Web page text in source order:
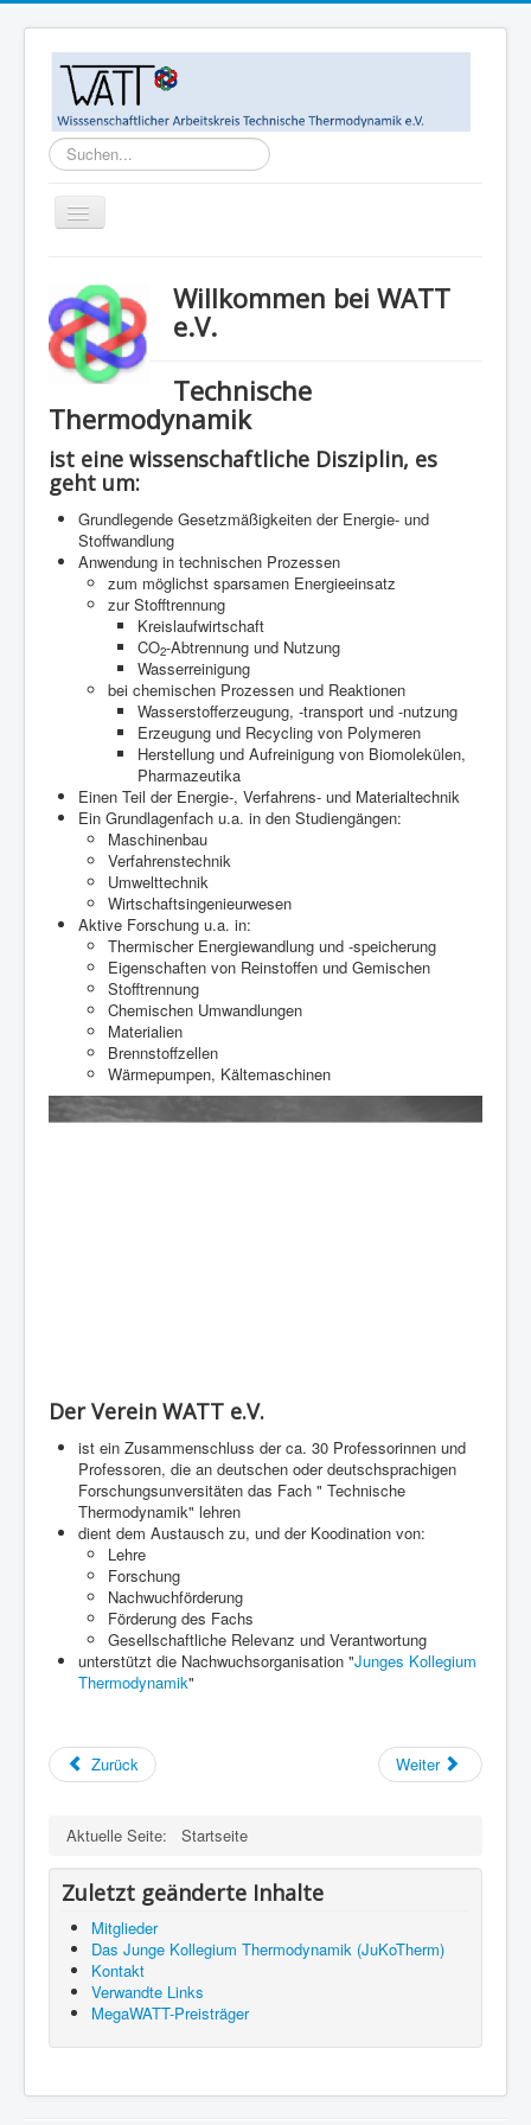
Suchen...
Toggle
Navigation
Ziele
WATT-Mitglieder
MegaWATT-Preisträger
Das Junge Kollegium Thermodynamik (JuKoTherm)
Links
Kontakt
Willkommen bei WATT
e.V.
Technische
Thermodynamik
ist eine wissenschaftliche Disziplin, es
geht um:
Grundlegende Gesetzmäßigkeiten der Energie- und
Stoffwandlung
Anwendung in technischen Prozessen
zum möglichst sparsamen Energieeinsatz
zur Stofftrennung
Kreislaufwirtschaft
CO2-Abtrennung und Nutzung
Wasserreinigung
bei chemischen Prozessen und Reaktionen
Wasserstofferzeugung, -transport und -nutzung
Erzeugung und Recycling von Polymeren
Herstellung und Aufreinigung von Biomolekülen,
Pharmazeutika
Einen Teil der Energie-, Verfahrens- und Materialtechnik
Ein Grundlagenfach u.a. in den Studiengängen:
Maschinenbau
Verfahrenstechnik
Umwelttechnik
Wirtschaftsingenieurwesen
Aktive Forschung u.a. in:
Thermischer Energiewandlung und -speicherung
Eigenschaften von Reinstoffen und Gemischen
Stofftrennung
Chemischen Umwandlungen
Materialien
Brennstoffzellen
Wärmepumpen, Kältemaschinen
Der Verein WATT e.V.
ist ein Zusammenschluss der ca. 30 Professorinnen und
Professoren, die an deutschen oder deutschsprachigen
Forschungsunversitäten das Fach " Technische
Thermodynamik" lehren
dient dem Austausch zu, und der Koodination von:
Lehre
Forschung
Nachwuchförderung
Förderung des Fachs
Gesellschaftliche Relevanz und Verantwortung
unterstützt die Nachwuchsorganisation "Junges Kollegium
Thermodynamik"
Zurück Weiter
Aktuelle Seite: Startseite
Zuletzt geänderte Inhalte
Mitglieder
Das Junge Kollegium Thermodynamik (JuKoTherm)
Kontakt
Verwandte Links
MegaWATT-Preisträger